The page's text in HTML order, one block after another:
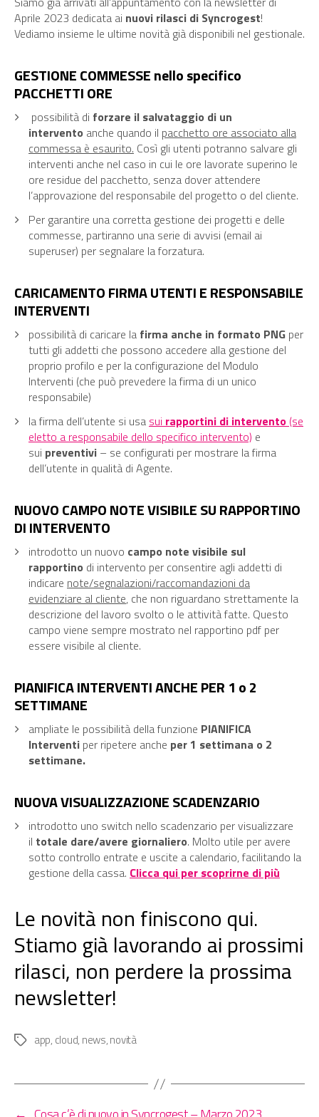
Aprile 2023 dedicata ai nuovi rilasci di Syncrogest!
Vediamo insieme le ultime novità già disponibili nel gestionale.
GESTIONE COMMESSE nello specifico
PACCHETTI ORE
possibilità di forzare il salvataggio di un
intervento anche quando il pacchetto ore associato alla
commessa è esaurito. Così gli utenti potranno salvare gli
interventi anche nel caso in cui le ore lavorate superino le
ore residue del pacchetto, senza dover attendere
l’approvazione del responsabile del progetto o del cliente.
Per garantire una corretta gestione dei progetti e delle
commesse, partiranno una serie di avvisi (email ai
superuser) per segnalare la forzatura.
CARICAMENTO FIRMA UTENTI E RESPONSABILE
INTERVENTI
possibilità di caricare la firma anche in formato PNG per
tutti gli addetti che possono accedere alla gestione del
proprio profilo e per la configurazione del Modulo
Interventi (che può prevedere la firma di un unico
responsabile)
la firma dell’utente si usa sui rapportini di intervento (se
eletto a responsabile dello specifico intervento) e
sui preventivi – se configurati per mostrare la firma
dell’utente in qualità di Agente.
NUOVO CAMPO NOTE VISIBILE SU RAPPORTINO
DI INTERVENTO
introdotto un nuovo campo note visibile sul
rapportino di intervento per consentire agli addetti di
indicare note/segnalazioni/raccomandazioni da
evidenziare al cliente, che non riguardano strettamente la
descrizione del lavoro svolto o le attività fatte. Questo
campo viene sempre mostrato nel rapportino pdf per
essere visibile al cliente.
PIANIFICA INTERVENTI ANCHE PER 1 o 2
SETTIMANE
ampliate le possibilità della funzione PIANIFICA
Interventi per ripetere anche per 1 settimana o 2
settimane.
NUOVA VISUALIZZAZIONE SCADENZARIO
introdotto uno switch nello scadenzario per visualizzare
il totale dare/avere giornaliero. Molto utile per avere
sotto controllo entrate e uscite a calendario, facilitando la
gestione della cassa. Clicca qui per scoprirne di più
Le novità non finiscono qui.
Stiamo già lavorando ai prossimi
rilasci, non perdere la prossima
newsletter!
Tag app, cloud, news,novità